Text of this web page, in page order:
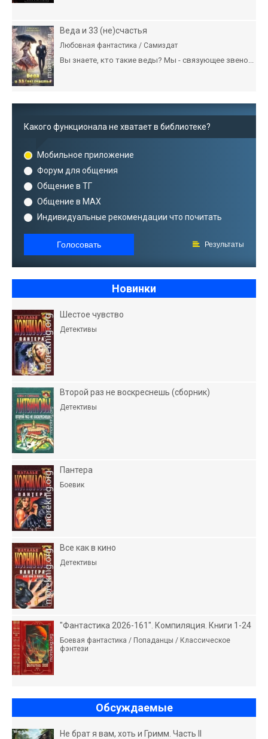
Веда и 33 (не)счастья
Любовная фантастика / Самиздат
Вы знаете, кто такие веды? Мы - связующее звено...
Какого функционала не хватает в библиотеке?
Мобильное приложение
Форум для общения
Общение в ТГ
Общение в MAX
Индивидуальные рекомендации что почитать
Голосовать Результаты
Новинки
Шестое чувство
Детективы
Второй раз не воскреснешь (сборник)
Детективы
Пантера
Боевик
Все как в кино
Детективы
"Фантастика 2026-161". Компиляция. Книги 1-24
Боевая фантастика / Попаданцы / Классическое
фэнтези
Обсуждаемые
Не брат я вам, хоть и Гримм. Часть II